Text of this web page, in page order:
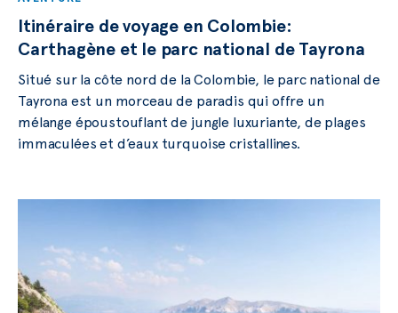
Itinéraire de voyage en Colombie:
Carthagène et le parc national de Tayrona
Situé sur la côte nord de la Colombie, le parc national de
Tayrona est un morceau de paradis qui offre un
mélange époustouflant de jungle luxuriante, de plages
immaculées et d’eaux turquoise cristallines.